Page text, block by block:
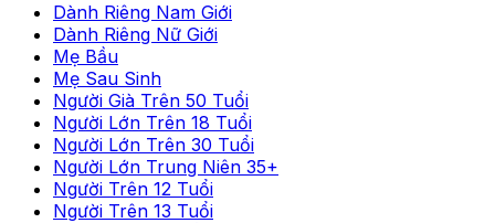
Dành Riêng Nam Giới
Dành Riêng Nữ Giới
Mẹ Bầu
Mẹ Sau Sinh
Người Già Trên 50 Tuổi
Người Lớn Trên 18 Tuổi
Người Lớn Trên 30 Tuổi
Người Lớn Trung Niên 35+
Người Trên 12 Tuổi
Người Trên 13 Tuổi